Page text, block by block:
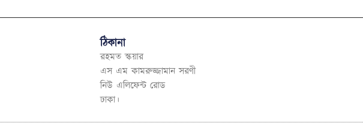
ঠিকানা
রহমত স্কয়ার
এস এম কামরুজ্জামান সরণী
নিউ এলিফেন্ট রোড
ঢাকা।